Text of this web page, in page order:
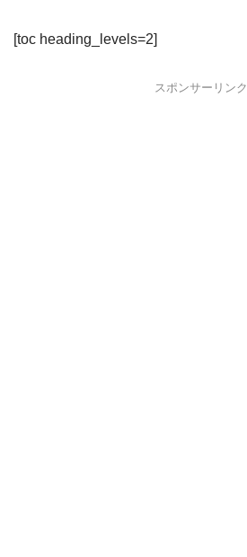
[toc heading_levels=2]
スポンサーリンク